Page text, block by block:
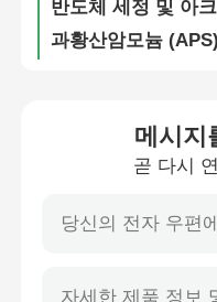
품질 관리
모든 케이스
페르술فات
메시지
곧 다시